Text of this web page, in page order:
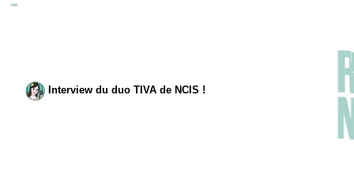
Interview du duo TIVA de NCIS !